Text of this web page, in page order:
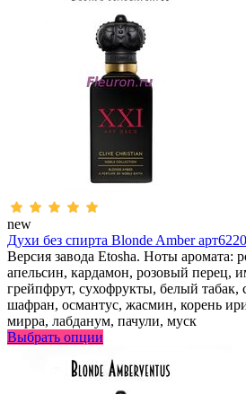
new
Духи без спирта Blonde Amber
Версия завода Etosha. Ноты аромата:
апельсин, кардамон, розовый перец,
грейпфрут, сухофрукты, белый табак,
шафран, османтус, жасмин, корень
мирра, лабданум, пачули, муск
Выбрать опции